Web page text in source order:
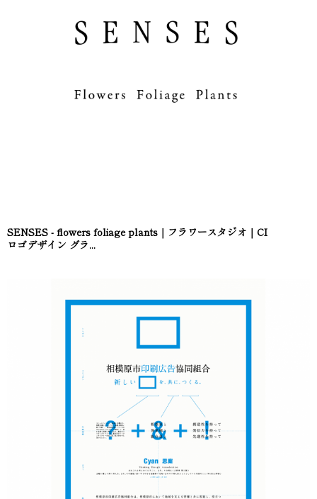
SENSES - flowers foliage plants｜フラワースタジオ｜CI
ロゴデザイン グラ...